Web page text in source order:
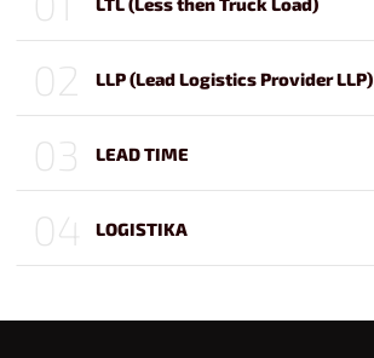
02 LLP (Lead Logistics Provider LLP)
03 LEAD TIME
04 LOGISTIKA